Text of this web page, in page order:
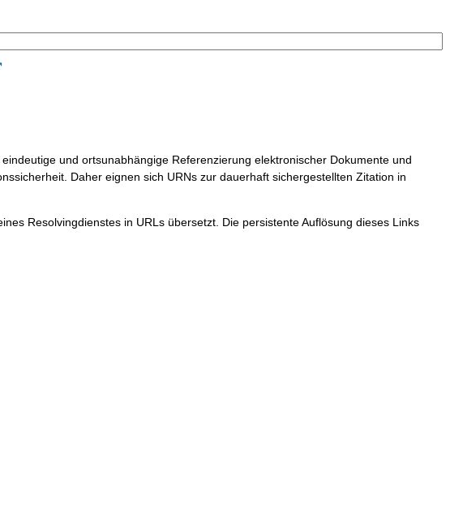
und ortsunabhängige Referenzierung elektronischer Dokumente und
Daher eignen sich URNs zur dauerhaft sichergestellten Zitation in
Resolvingdienstes in URLs übersetzt. Die persistente Auflösung dieses Links